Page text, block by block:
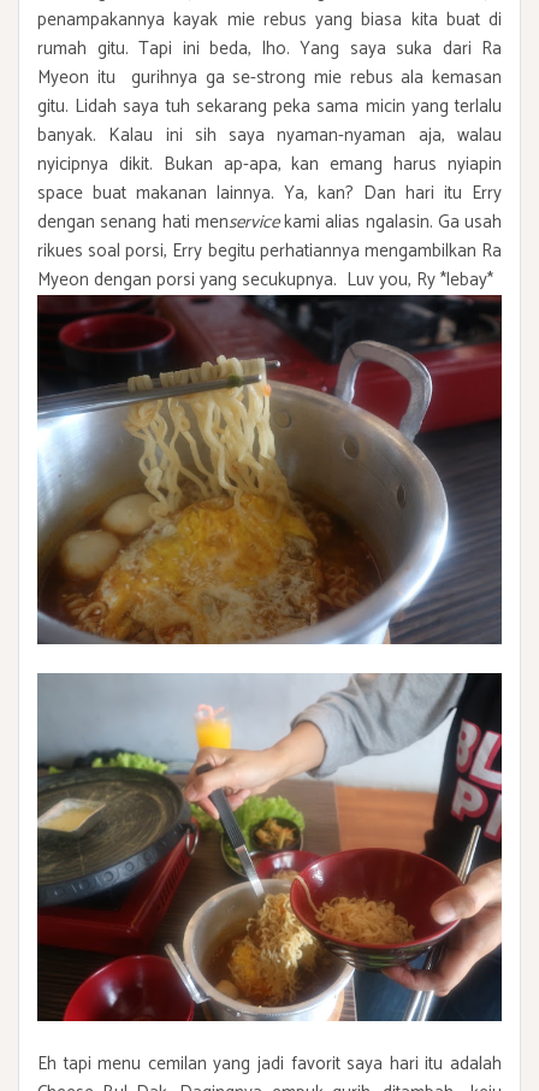
penampakannya kayak mie rebus yang biasa kita buat di
rumah gitu. Tapi ini beda, lho. Yang saya suka dari Ra
Myeon itu gurihnya ga se-strong mie rebus ala kemasan
gitu. Lidah saya tuh sekarang peka sama micin yang terlalu
banyak. Kalau ini sih saya nyaman-nyaman aja, walau
nyicipnya dikit. Bukan ap-apa, kan emang harus nyiapin
space buat makanan lainnya. Ya, kan? Dan hari itu Erry
dengan senang hati menservicekami alias ngalasin. Ga usah
rikues soal porsi, Erry begitu perhatiannya mengambilkan Ra
Myeon dengan porsi yang secukupnya. Luv you, Ry *lebay*
Eh tapi menu cemilan yang jadi favorit saya hari itu adalah